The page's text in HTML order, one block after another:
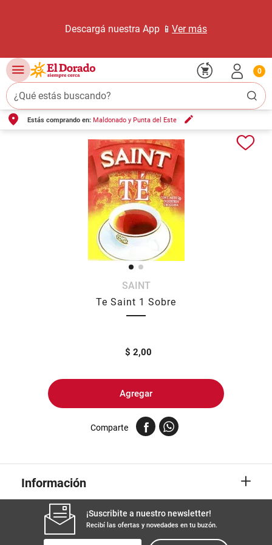
Descargá nuestra App 📱 Ver más
¿Qué estás buscando?
0
Estás comprando en: Maldonado y Punta del Este
SAINT
Te Saint 1 Sobre
$ 2,00
Agregar
Comparte
Información +
¡Suscribite a nuestro newsletter!
Recibí las ofertas y novedades en tu buzón.
TÉRMINOS MÁS BUSCADOS
1. carne carnicería
2. leche
3.
4. queso
5. pollo
.
9.